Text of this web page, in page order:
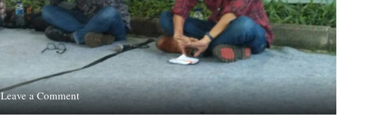
Leave a Commenton
Melawan